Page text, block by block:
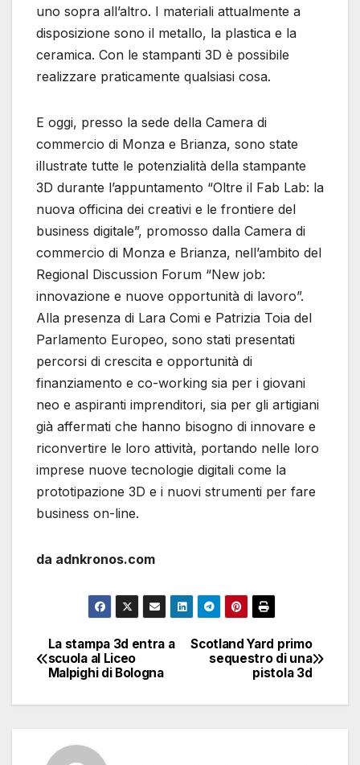
uno sopra all’altro. I materiali attualmente a
disposizione sono il metallo, la plastica e la
ceramica. Con le stampanti 3D è possibile
realizzare praticamente qualsiasi cosa.
E oggi, presso la sede della Camera di
commercio di Monza e Brianza, sono state
illustrate tutte le potenzialità della stampante
3D durante l’appuntamento “Oltre il Fab Lab: la
nuova officina dei creativi e le frontiere del
business digitale”, promosso dalla Camera di
commercio di Monza e Brianza, nell’ambito del
Regional Discussion Forum “New job:
innovazione e nuove opportunità di lavoro”.
Alla presenza di Lara Comi e Patrizia Toia del
Parlamento Europeo, sono stati presentati
percorsi di crescita e opportunità di
finanziamento e co-working sia per i giovani
neo e aspiranti imprenditori, sia per gli artigiani
già affermati che hanno bisogno di innovare e
riconvertire le loro attività, portando nelle loro
imprese nuove tecnologie digitali come la
prototipazione 3D e i nuovi strumenti per fare
business on-line.
da adnkronos.com
Navigazione
articoli
Scotland Yard primo
sequestro di una
pistola 3d
La stampa 3d entra a
scuola al Liceo
Malpighi di Bologna